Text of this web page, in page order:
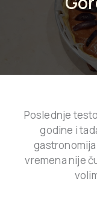
Poslednje
godine i
vremena nije